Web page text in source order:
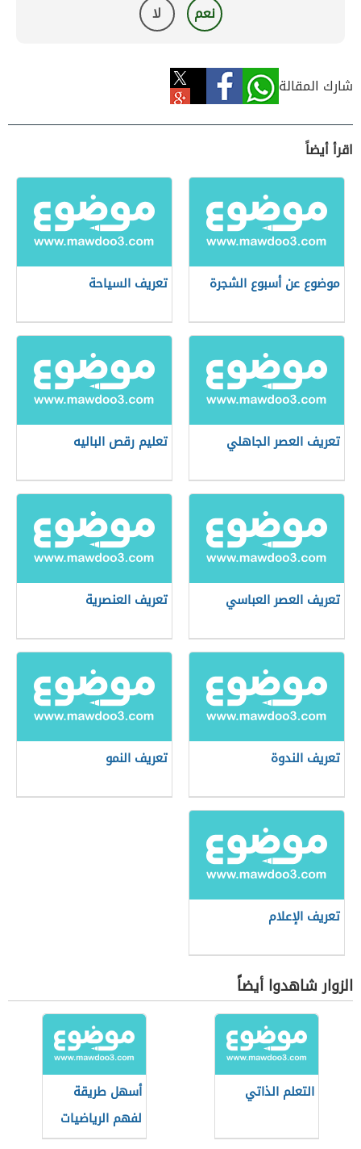
نعم لا
شارك المقالة
اقرأ أيضاً
موضوع عن أسبوع الشجرة تعريف السياحة
تعريف العصر الجاهلي تعليم رقص الباليه
تعريف العصر العباسي تعريف العنصرية
تعريف الندوة تعريف النمو
تعريف الإعلام
الزوار شاهدوا أيضاً
التعلم الذاتي
أسهل طريقة
لفهم الرياضيات